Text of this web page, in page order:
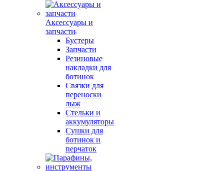
Аксессуары и
запчасти
Бустеры
Запчасти
Резиновые
накладки для
ботинок
Связки для
переноски
лыж
Стельки и
аккумуляторы
Сушки для
ботинок и
перчаток